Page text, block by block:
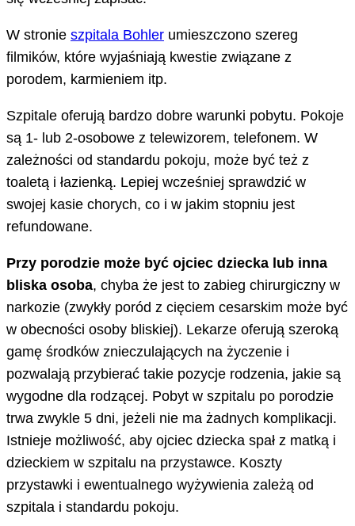
W stronie szpitala Bohler umieszczono szereg
filmików, które wyjaśniają kwestie związane z
porodem, karmieniem itp.
Szpitale oferują bardzo dobre warunki pobytu. Pokoje
są 1- lub 2-osobowe z telewizorem, telefonem. W
zależności od standardu pokoju, może być też z
toaletą i łazienką. Lepiej wcześniej sprawdzić w
swojej kasie chorych, co i w jakim stopniu jest
refundowane.
Przy porodzie może być ojciec dziecka lub inna
bliska osoba, chyba że jest to zabieg chirurgiczny w
narkozie (zwykły poród z cięciem cesarskim może być
w obecności osoby bliskiej). Lekarze oferują szeroką
gamę środków znieczulających na życzenie i
pozwalają przybierać takie pozycje rodzenia, jakie są
wygodne dla rodzącej. Pobyt w szpitalu po porodzie
trwa zwykle 5 dni, jeżeli nie ma żadnych komplikacji.
Istnieje możliwość, aby ojciec dziecka spał z matką i
dzieckiem w szpitalu na przystawce. Koszty
przystawki i ewentualnego wyżywienia zależą od
szpitala i standardu pokoju.